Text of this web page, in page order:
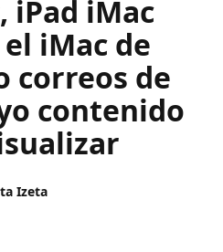
iPad iMac
iMac de
correos de
contenido
Izeta